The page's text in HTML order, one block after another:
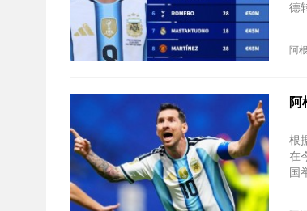
德
阿
阿
根
在
国